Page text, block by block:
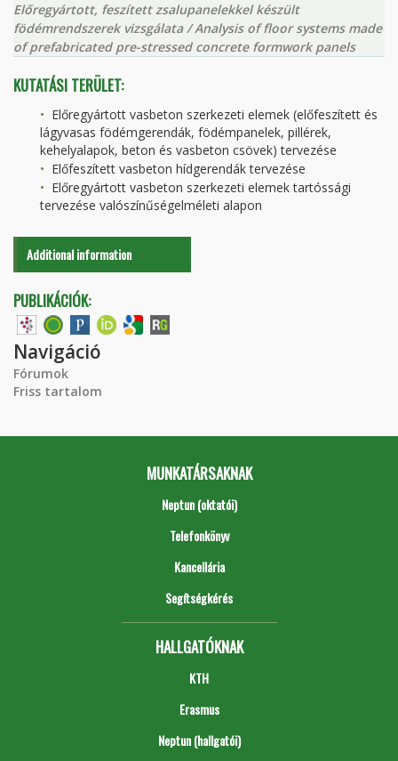
Előregyártott, feszített zsalupanelekkel készült
födémrendszerek vizsgálata / Analysis of floor systems made
of prefabricated pre-stressed concrete formwork panels
KUTATÁSI TERÜLET:
Előregyártott vasbeton szerkezeti elemek (előfeszített és
lágyvasas födémgerendák, födémpanelek, pillérek,
kehelyalapok, beton és vasbeton csövek) tervezése
Előfeszített vasbeton hídgerendák tervezése
Előregyártott vasbeton szerkezeti elemek tartóssági
tervezése valószínűségelméleti alapon
Additional information
PUBLIKÁCIÓK:
Navigáció
Fórumok
Friss tartalom
MUNKATÁRSAKNAK
Neptun (oktatói)
Telefonkönyv
Kancellária
Segítségkérés
HALLGATÓKNAK
KTH
Erasmus
Neptun (hallgatói)